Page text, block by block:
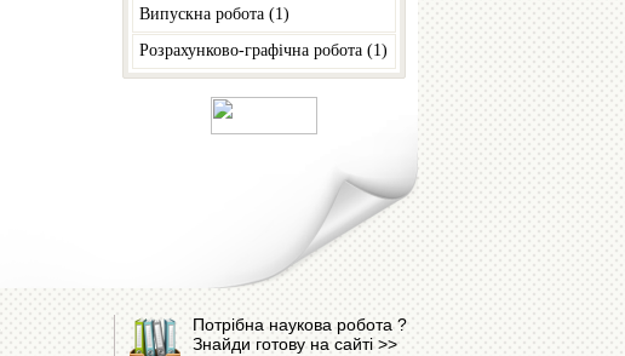
Випускна робота (1)
Розрахунково-графічна робота (1)
Потрібна наукова робота ?
Знайди готову на сайті >>